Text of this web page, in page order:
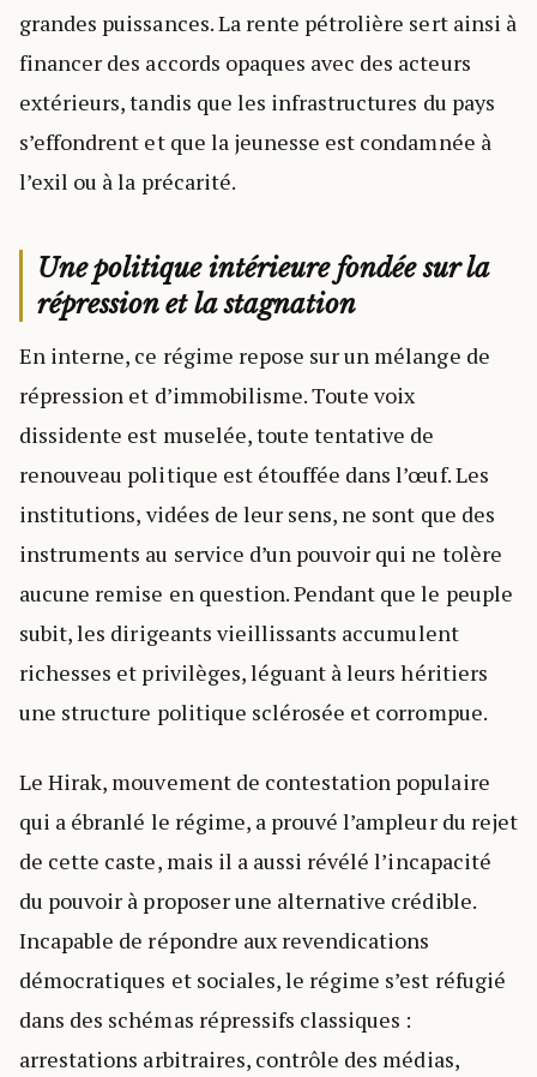
grandes puissances. La rente pétrolière sert ainsi à
financer des accords opaques avec des acteurs
extérieurs, tandis que les infrastructures du pays
s’effondrent et que la jeunesse est condamnée à
l’exil ou à la précarité.
Une politique intérieure fondée sur la
répression et la stagnation
En interne, ce régime repose sur un mélange de
répression et d’immobilisme. Toute voix
dissidente est muselée, toute tentative de
renouveau politique est étouffée dans l’œuf. Les
institutions, vidées de leur sens, ne sont que des
instruments au service d’un pouvoir qui ne tolère
aucune remise en question. Pendant que le peuple
subit, les dirigeants vieillissants accumulent
richesses et privilèges, léguant à leurs héritiers
une structure politique sclérosée et corrompue.
Le Hirak, mouvement de contestation populaire
qui a ébranlé le régime, a prouvé l’ampleur du rejet
de cette caste, mais il a aussi révélé l’incapacité
du pouvoir à proposer une alternative crédible.
Incapable de répondre aux revendications
démocratiques et sociales, le régime s’est réfugié
dans des schémas répressifs classiques :
arrestations arbitraires, contrôle des médias,